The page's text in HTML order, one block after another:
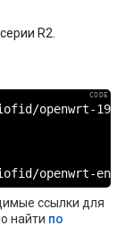
R2.
openwrt-
openwrt-
ссылки для
найти по